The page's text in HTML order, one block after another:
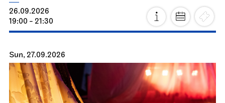
26.09.2026
19:00 - 21:30
Sun, 27.09.2026